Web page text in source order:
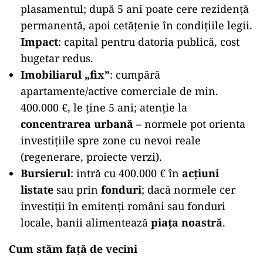
plasamentul; după 5 ani poate cere rezidență
permanentă, apoi cetățenie în condițiile legii.
Impact: capital pentru datoria publică, cost
bugetar redus.
Imobiliarul „fix”: cumpără
apartamente/active comerciale de min.
400.000 €, le ține 5 ani; atenție la
concentrarea urbană – normele pot orienta
investițiile spre zone cu nevoi reale
(regenerare, proiecte verzi).
Bursierul: intră cu 400.000 € în acțiuni
listate sau prin fonduri; dacă normele cer
investiții în emitenți români sau fonduri
locale, banii alimentează piața noastră.
Cum stăm față de vecini